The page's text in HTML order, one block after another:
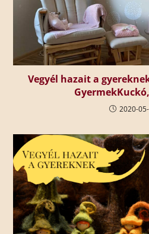
Vegyél hazait a
2020-